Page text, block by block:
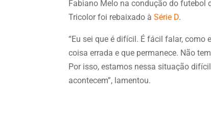
Fabiano Melo na condução do futebol
Tricolor foi rebaixado àSérie D.
“Eu sei que é difícil. É fácil falar,
coisa errada e que permanece. Não
Por isso, estamos nessa situação
acontecem”, lamentou.